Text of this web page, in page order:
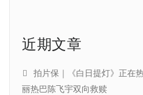
近期文章
拍片保｜《白日提灯》正在
丽热巴陈飞宇双向救赎